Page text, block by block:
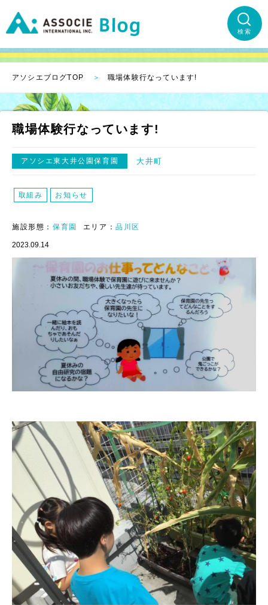
検索
アソシエブログTOP 職場体験行なっています!
職場体験行なっています!
アソシエ東大井公園保育園 大井町
取組み お知らせ
施設形態： 保育園 エリア：品川区
2023.09.14